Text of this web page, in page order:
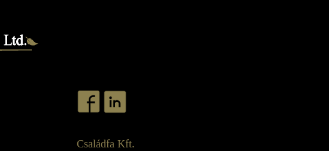
Családfa Kft.